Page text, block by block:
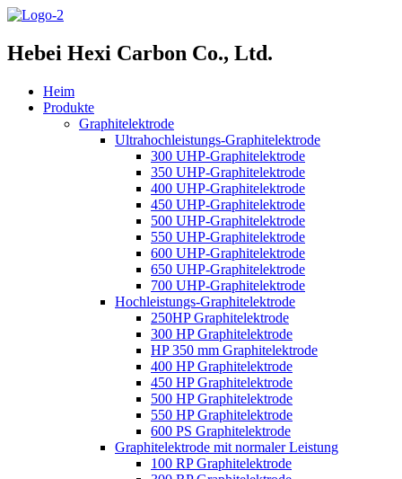
Hebei Hexi Carbon Co., Ltd.
Heim
Produkte
Graphitelektrode
Ultrahochleistungs-Graphitelektrode
300 UHP-Graphitelektrode
350 UHP-Graphitelektrode
400 UHP-Graphitelektrode
450 UHP-Graphitelektrode
500 UHP-Graphitelektrode
550 UHP-Graphitelektrode
600 UHP-Graphitelektrode
650 UHP-Graphitelektrode
700 UHP-Graphitelektrode
Hochleistungs-Graphitelektrode
250HP Graphitelektrode
300 HP Graphitelektrode
HP 350 mm Graphitelektrode
400 HP Graphitelektrode
450 HP Graphitelektrode
500 HP Graphitelektrode
550 HP Graphitelektrode
600 PS Graphitelektrode
Graphitelektrode mit normaler Leistung
100 RP Graphitelektrode